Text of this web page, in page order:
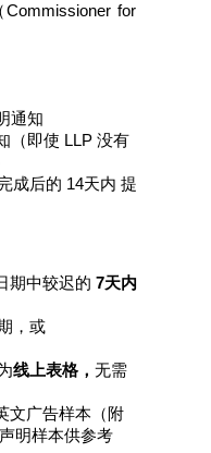
for
通知
（即使 LLP 没有
成后的 14天内 提
期中较迟的 7天内
，或
线上表格，无需
文广告样本（附
明样本供参考